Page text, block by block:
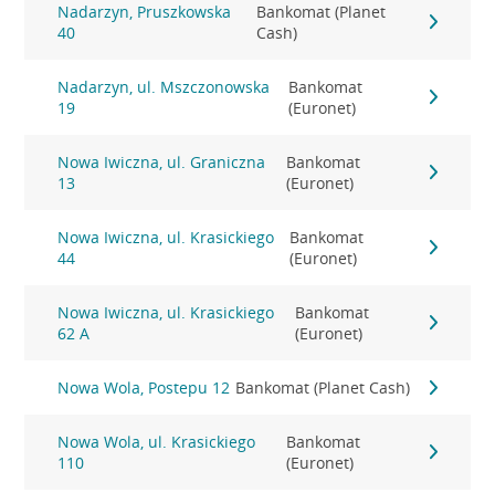
Nadarzyn, Pruszkowska
40
Bankomat (Planet
Cash)
Nadarzyn, ul. Mszczonowska
19
Bankomat
(Euronet)
Nowa Iwiczna, ul. Graniczna
13
Bankomat
(Euronet)
Nowa Iwiczna, ul. Krasickiego
44
Bankomat
(Euronet)
Nowa Iwiczna, ul. Krasickiego
62 A
Bankomat
(Euronet)
Nowa Wola, Postepu 12 Bankomat (Planet Cash)
Nowa Wola, ul. Krasickiego
110
Bankomat
(Euronet)